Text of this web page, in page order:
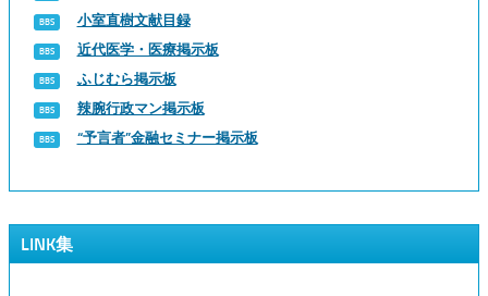
小室直樹文献目録
近代医学・医療掲示板
ふじむら掲示板
辣腕行政マン掲示板
“予言者”金融セミナー掲示板
LINK集